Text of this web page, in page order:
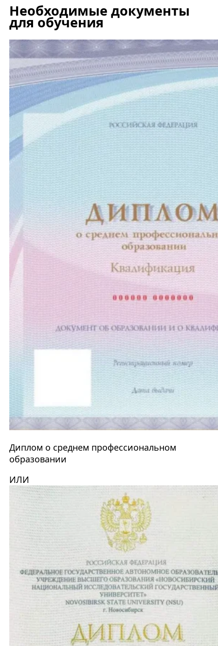
Необходимые документы
для обучения
Диплом о среднем профессиональном
образовании
ИЛИ